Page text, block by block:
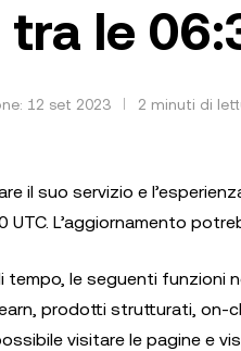
le
12 set 2023 2 minuti di
il suo servizio e
UTC. L’aggiornamento
tempo, le seguenti funzioni
prodotti strutturati, on-
visitare le pagine e